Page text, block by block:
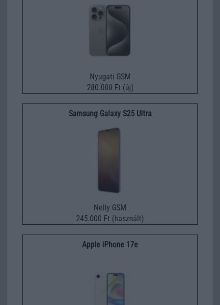
Nyugati GSM
280.000 Ft (új)
Samsung Galaxy S25 Ultra
Nelly GSM
245.000 Ft (használt)
Apple iPhone 17e